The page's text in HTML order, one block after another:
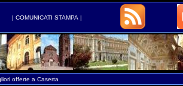
| COMUNICATI STAMPA |
offerte a Caserta